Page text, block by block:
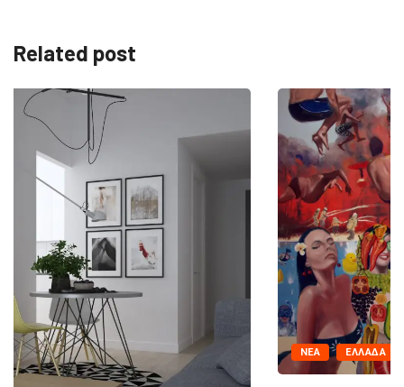
Related post
NΈΑ ΕΛΛΆΔΑ